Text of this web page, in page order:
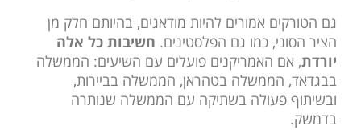
גם הטורקים אמורים להיות מודאגים, בהיותם חלק מן
הציר הסוני, כמו גם הפלסטינים. חשיבות כל אלה
יורדת, אם האמריקנים פועלים עם השיעים: הממשלה
בבגדאד, הממשלה בטהראן, הממשלה בביירות,
ובשיתוף פעולה בשתיקה עם הממשלה שנותרה
בדמשק.